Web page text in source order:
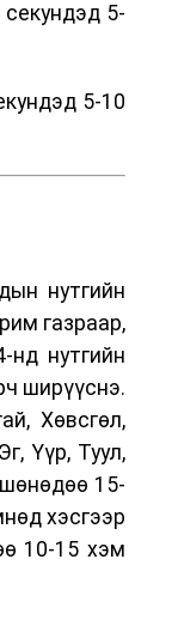
5-
5-10
нутгийн
газраар,
нд нутгийн
ширүүснэ.
Хөвсгөл,
Үүр, Туул,
15-
хэсгээр
10-15 хэм